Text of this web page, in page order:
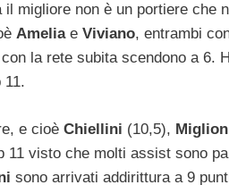
migliore non è un portiere che
Amelia e Viviano, entrambi
la rete subita scendono a 6.
11.
e cioè Chiellini (10,5),
11 visto che molti assist sono
sono arrivati addirittura a 9